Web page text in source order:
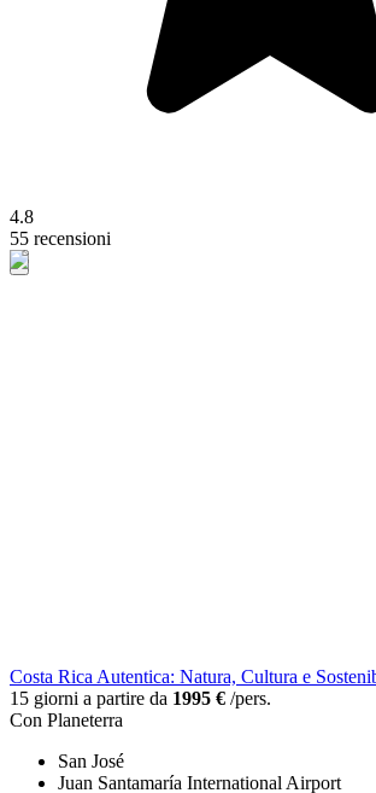
4.8
55 recensioni
Costa Rica Autentica: Natura, Cultura e
15 giorni a partire da 1995 € /pers.
Con Planeterra
San José
Juan Santamaría International Airport